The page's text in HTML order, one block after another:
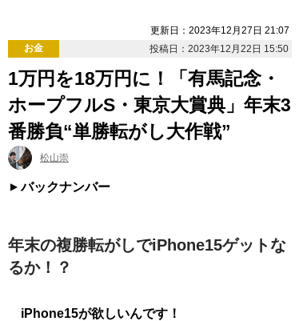
更新日：2023年12月27日 21:07
お金
投稿日：2023年12月22日 15:50
1万円を18万円に！「有馬記念・
ホープフルS・東京大賞典」年末3
番勝負“単勝転がし大作戦”
松山崇
バックナンバー
年末の複勝転がしでiPhone15ゲットな
るか！？
iPhone15が欲しいんです！